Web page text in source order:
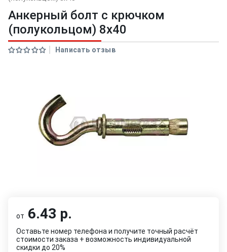
Анкерный болт с крючком
(полукольцом) 8x40
Написать отзыв
от 6.43 р.
Оставьте номер телефона и получите точный расчёт
стоимости заказа + возможность индивидуальной
скидки до 20%